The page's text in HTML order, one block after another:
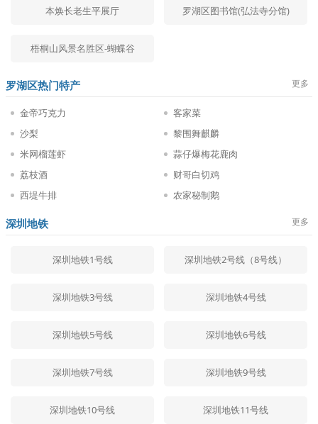
本焕长老生平展厅 罗湖区图书馆(弘法寺分馆)
梧桐山风景名胜区-蝴蝶谷
罗湖区热门特产 更多
金帝巧克力
客家菜
沙梨
黎围舞麒麟
米网榴莲虾
蒜仔爆梅花鹿肉
荔枝酒
财哥白切鸡
西堤牛排
农家秘制鹅
深圳地铁 更多
深圳地铁1号线 深圳地铁2号线（8号线）
深圳地铁3号线 深圳地铁4号线
深圳地铁5号线 深圳地铁6号线
深圳地铁7号线 深圳地铁9号线
深圳地铁10号线 深圳地铁11号线